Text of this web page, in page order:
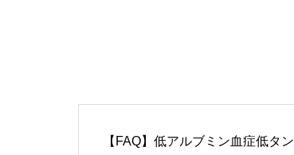
【FAQ】低アルブミン血症低タン